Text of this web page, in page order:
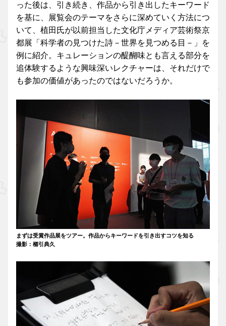
った後は、引き続き、作品から引き出したキーワード
を基に、展覧会のテーマをさらに深めていく方法につ
いて、植田氏が以前担当した文化庁メディア芸術祭京
都展「科学者の見つけた詩－世界を見つめる目－」を
例に紹介。キュレーションの醍醐味とも言える部分を
追体験するような興味深いレクチャーは、それだけで
も参加の価値があったのではないだろうか。
まずは受賞作品展をツアー。作品からキーワードを引き出すコツを知る
撮影：櫛引典久